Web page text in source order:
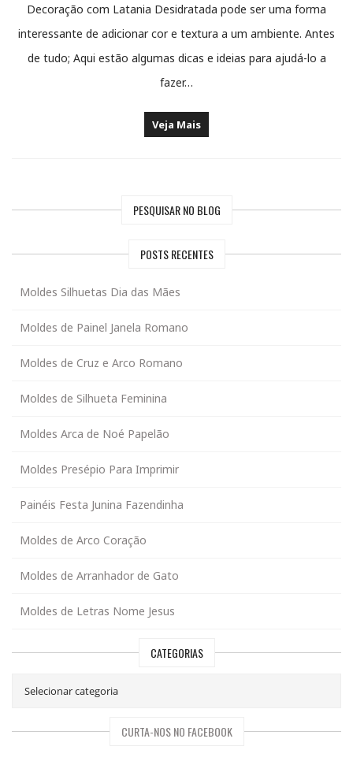
Decoração com Latania Desidratada pode ser uma forma
interessante de adicionar cor e textura a um ambiente. Antes
de tudo; Aqui estão algumas dicas e ideias para ajudá-lo a
fazer…
Veja Mais
PESQUISAR NO BLOG
POSTS RECENTES
Moldes Silhuetas Dia das Mães
Moldes de Painel Janela Romano
Moldes de Cruz e Arco Romano
Moldes de Silhueta Feminina
Moldes Arca de Noé Papelão
Moldes Presépio Para Imprimir
Painéis Festa Junina Fazendinha
Moldes de Arco Coração
Moldes de Arranhador de Gato
Moldes de Letras Nome Jesus
CATEGORIAS
CURTA-NOS NO FACEBOOK